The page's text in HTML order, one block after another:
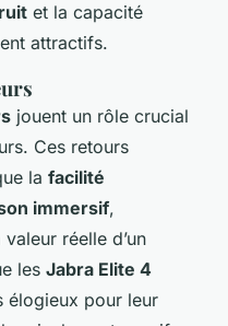
et la capacité
attractifs.
jouent un rôle crucial
Ces retours
la facilité
immersif,
réelle d’un
les Jabra Elite 4
élogieux pour leur